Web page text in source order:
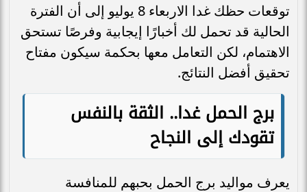
توقعات حظك غدا الاربعاء 8 يوليو إلى أن الفترة
الحالية قد تحمل لك أخبارًا إيجابية وفرصًا تستحق
الاهتمام، لكن التعامل معها بحكمة سيكون مفتاح
تحقيق أفضل النتائج.
برج الحمل غدا.. الثقة بالنفس
تقودك إلى النجاح
يعرف مواليد برج الحمل بحبهم للمنافسة